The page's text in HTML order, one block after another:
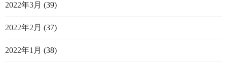
2022年3月 (39)
2022年2月 (37)
2022年1月 (38)